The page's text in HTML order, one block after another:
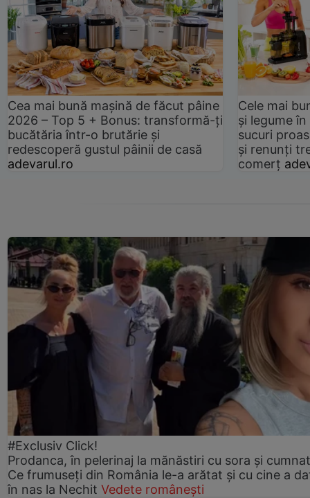
Cea mai bună mașină de făcut pâine
2026 – Top 5 + Bonus: transformă-ți
bucătăria într-o brutărie și
redescoperă gustul pâinii de casă
adevarul.ro
Cele mai
și legume
sucuri
și renunți
comerț
#Exclusiv Click!
Prodanca, în pelerinaj la mănăstiri cu sora și
Ce frumuseți din România le-a arătat și cu cine a
în nas la Nechit Vedete românești